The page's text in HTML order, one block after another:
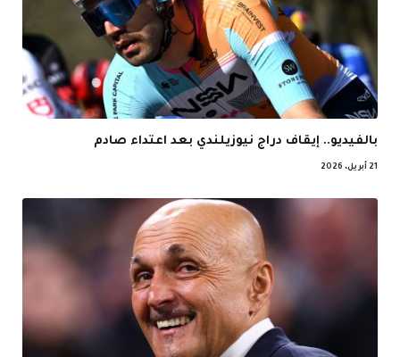
بالفيديو.. إيقاف دراج نيوزيلندي بعد اعتداء صادم
21 أبريل، 2026